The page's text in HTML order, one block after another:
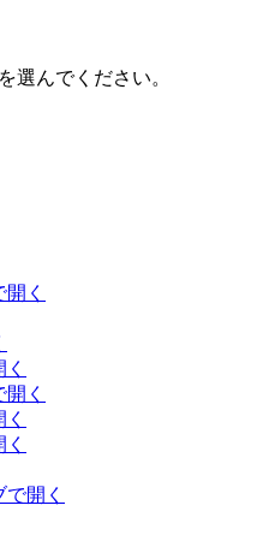
選んでください。
く
く
開く